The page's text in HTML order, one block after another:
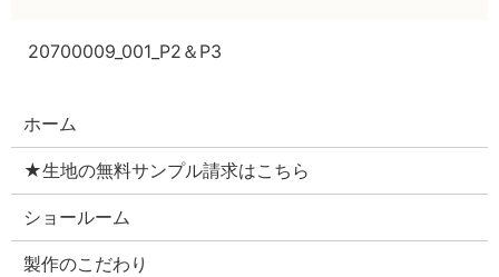
20700009_001_P2＆P3
ホーム
★生地の無料サンプル請求はこちら
ショールーム
製作のこだわり